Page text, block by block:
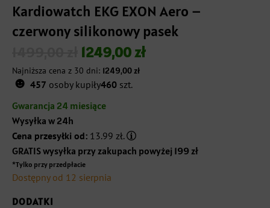
Kardiowatch EKG EXON Aero –
czerwony silikonowy pasek
Pierwotna
cena
wynosiła:
1499,00 zł.
1249,00zł
Aktualna
cena
wynosi:
1249,00 zł.
Najniższa cena z 30 dni: 1249,00zł
☻ 457 osoby kupiły460 szt.
Gwarancja 24 miesiące
Wysyłka w 24h
Cena przesyłki od: 13.99 zł.
GRATIS wysyłka przy zakupach powyżej 199 zł
*Tylko przy przedpłacie
Dostępny od 12 sierpnia
DODATKI